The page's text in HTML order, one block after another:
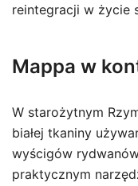
reintegracji w życie
Mappa w
W starożytnym
białej tkaniny
wyścigów
praktycznym